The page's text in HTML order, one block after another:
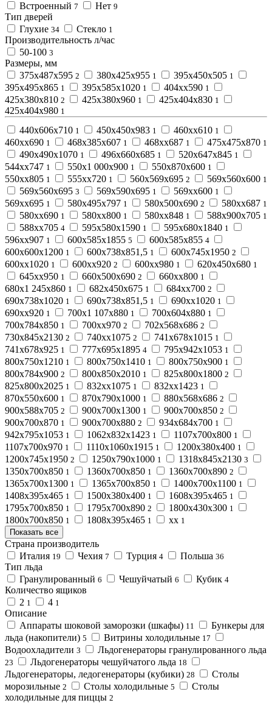
Встроенный 7 Нет 9
Тип дверей
Глухие 34 Стекло 1
Производительность л/час
50-100 3
Размеры, мм
375х487х595 2 380х425х955 1 395х450х505 1
395х495х865 1 395х585х1020 1 404хх590 1
425х380х810 2 425х380х960 1 425х404х830 1
425х404х980 1
440х606х710 1 450х450х983 1 460хх610 1
460хх690 1 468х385х607 1 468хх687 1 475х475х870 1
490х490х1070 1 496х660х685 1 520х647х845 1
544хх747 1 550х1 000х900 1 550х870х600 1
550хх805 1 555хх720 1 560х569х695 2 569х560х600 1
569х560х695 3 569х590х695 1 569хх600 1
569хх695 1 580х495х797 1 580х500х690 2 580хх687 1
580хх690 1 580хх800 1 580хх848 1 588х900х705 1
588хх705 4 595х580х1590 1 595х680х1840 1
596хх907 1 600х585х1855 5 600х585х855 4
600х600х1200 1 600х738х851,5 1 600х745х1950 2
600хх1020 1 600хх920 2 600хх980 1 620х450х680 1
645хх950 1 660х500х690 2 660хх800 1
680х1 245х860 1 682х450х675 1 684хх700 2
690х738х1020 1 690х738х851,5 1 690хх1020 1
690хх920 1 700х1 107х880 1 700х604х880 1
700х784х850 1 700хх970 2 702х568х686 2
730х845х2130 2 740хх1075 2 741х678х1015 1
741х678х925 1 777х695х1895 4 795х942х1053 1
800х750х1210 1 800х750х1410 1 800х750х900 1
800х784х900 2 800х850х2010 1 825х800х1800 2
825х800х2025 1 832хх1075 1 832хх1423 1
870х550х600 1 870х790х1000 1 880х568х686 2
900х588х705 2 900х700х1300 1 900х700х850 2
900х700х870 1 900х700х880 2 934х684х700 1
942х795х1053 1 1062х832х1423 1 1107х700х800 1
1107х700х970 1 1110х1060х1915 1 1200х380х400 1
1200х745х1950 2 1250х790х1000 1 1318х845х2130 3
1350х700х850 1 1360х700х850 1 1360х700х890 2
1365х700х1300 1 1365х700х850 1 1400х700х1100 1
1408х395х465 1 1500х380х400 1 1608х395х465 1
1795х700х850 1 1795х700х890 2 1800х430х300 1
1800х700х850 1 1808х395х465 1 хх 1
Показать все
Страна производитель
Италия 19 Чехия 7 Турция 4 Польша 36
Тип льда
Гранулированный 6 Чешуйчатый 6 Кубик 4
Количество ящиков
2 1 4 1
Описание
Аппараты шоковой заморозки (шкафы) 11
Бункеры для
льда (накопители) 5 Витрины холодильные 17
Водоохладители 3 Льдогенераторы гранулированного льда
23 Льдогенераторы чешуйчатого льда 18
Льдогенераторы, ледогенераторы (кубики) 28
Столы
морозильные 2 Столы холодильные 5
Столы
холодильные для пиццы 2